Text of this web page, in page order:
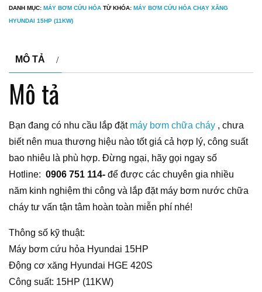
DANH MỤC: MÁY BƠM CỨU HỎA TỪ KHÓA: MÁY BƠM CỨU HỎA CHẠY XĂNG
HYUNDAI 15HP (11KW)
MÔ TẢ
Mô tả
Bạn đang có nhu cầu lắp đặt máy bơm chữa cháy , chưa
biết nên mua thương hiệu nào tốt giá cả hợp lý, công suất
bao nhiêu là phù hợp. Đừng ngại, hãy gọi ngay số
Hotline: 0906 751 114- để được các chuyên gia nhiều
năm kinh nghiệm thi công và lắp đặt máy bơm nước chữa
cháy tư vấn tận tâm hoàn toàn miễn phí nhé!
Thông số kỹ thuật:
Máy bơm cứu hỏa Hyundai 15HP
Động cơ xăng Hyundai HGE 420S
Công suất: 15HP (11KW)